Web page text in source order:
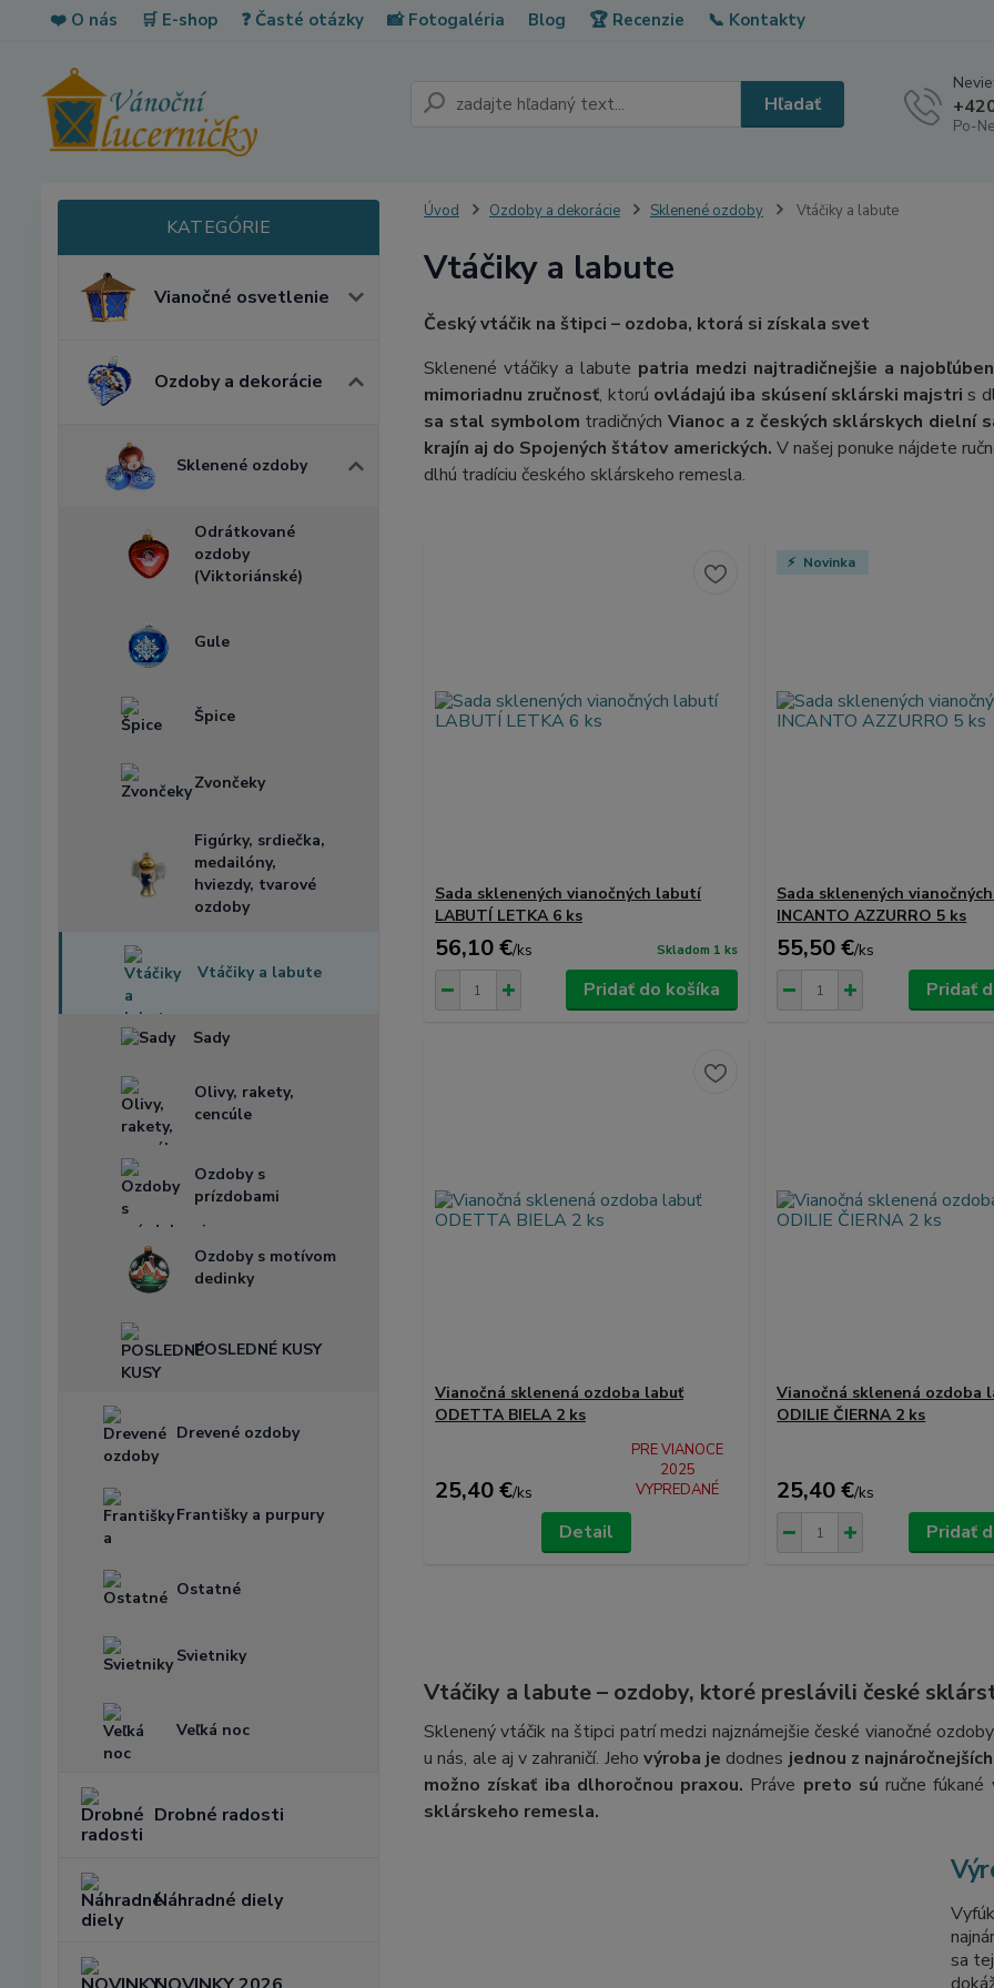
❤️ O nás 🛒 E-shop ❓ Časté otázky 📸 Fotogaléria 🏆 Recenzie 📞 Kontakty
Blog
Hľadať
Po-
Vianočné osvetlenie
Ozdoby a dekorácie
Sklenené ozdoby
Odrátkované
ozdoby
(Viktoriánské)
Gule
Špice
Zvončeky
Figúrky, srdiečka,
medailóny,
hviezdy, tvarové
ozdoby
Vtáčiky a labute
Sady
Olivy, rakety,
cencúle
Ozdoby s
prízdobami
Ozdoby s motívom
dedinky
POSLEDNÉ KUSY
Drevené ozdoby
Františky a purpury
Ostatné
Svietniky
Veľká noc
Drobné radosti
Náhradné diely
Úvod Ozdoby a dekorácie Sklenené ozdoby Vtáčiky a labute
Vtáčiky a labute
Český vtáčik na štipci – ozdoba, ktorá si získala svet
Sklenené vtáčiky a labute patria medzi najtradičnejšie a
mimoriadnu zručnosť, ktorú ovládajú iba skúsení sklárski majstri s
sa stal symbolom tradičnýchVianoc a z českých sklárskych dielní
krajín aj do Spojených štátov amerických. V našej ponuke nájdete
dlhú tradíciu českého sklárskeho remesla.
Sada sklenených vianočných labutí
LABUTÍ LETKA 6 ks
56,10 €/ks Skladom 1 ks
Pridať do košíka
Novinka
Sada sklenených
INCANTO AZZURRO 5 ks
55,50 €/ks
Pridať
Vianočná sklenená ozdoba labuť
ODETTA BIELA ​​2 ks
25,40 €/ks
PRE VIANOCE
2025
VYPREDANÉ
Detail
Vianočná sklenená ozdoba
ODILIE ČIERNA 2 ks
25,40 €/ks
Pridať
Vtáčiky a labute – ozdoby, ktoré preslávili české
Sklenený vtáčik na štipci patrí medzi najznámejšie české vianočné
u nás, ale aj v zahraničí. Jeho výroba je dodnes jednou z
možno získať iba dlhoročnou praxou. Práve preto sú ručne
sklárskeho remesla.
sa